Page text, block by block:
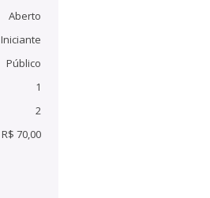
Aberto
Iniciante
Público
1
2
R$ 70,00